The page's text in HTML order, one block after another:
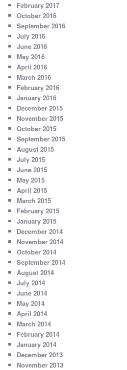
February 2017
October 2016
September 2016
July 2016
June 2016
May 2016
April 2016
March 2016
February 2016
January 2016
December 2015
November 2015
October 2015
September 2015
August 2015
July 2015
June 2015
May 2015
April 2015
March 2015
February 2015
January 2015
December 2014
November 2014
October 2014
September 2014
August 2014
July 2014
June 2014
May 2014
April 2014
March 2014
February 2014
January 2014
December 2013
November 2013